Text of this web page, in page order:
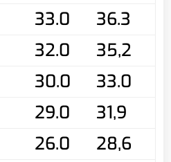
33.0
36.3
32.0
35,2
30.0
33.0
29.0
31,9
26.0
28,6